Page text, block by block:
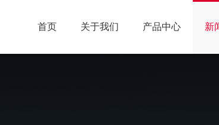
首页 关于我们 产品中心 新